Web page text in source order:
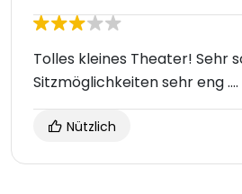
Tolles kleines Theater! Sehr
Sitzmöglichkeiten sehr eng ....
Nützlich